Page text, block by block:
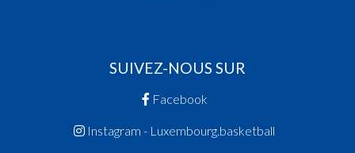
SUIVEZ-NOUS SUR
Facebook
Instagram - Luxembourg.basketball